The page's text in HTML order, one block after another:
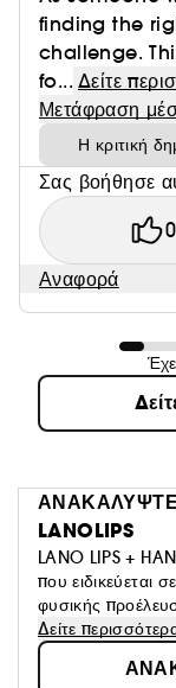
finding the
challenge.
fo... Δείτε
Μετάφραση
Η κριτική
Σας βοήθησε
0
Αναφορά
LANOLIPS
LANO LIPS +
που ειδικεύεται
φυσικής
ταξίδευε με το
βάλσαμο για τα
μάρκα
Δείτε